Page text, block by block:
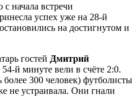
с начала встречи
успех уже на 28-й
на достигнутом и
гостей Дмитрий
й минуте вели в счёте 2:0.
300 человек) футболисты
не устраивала. Они гнали